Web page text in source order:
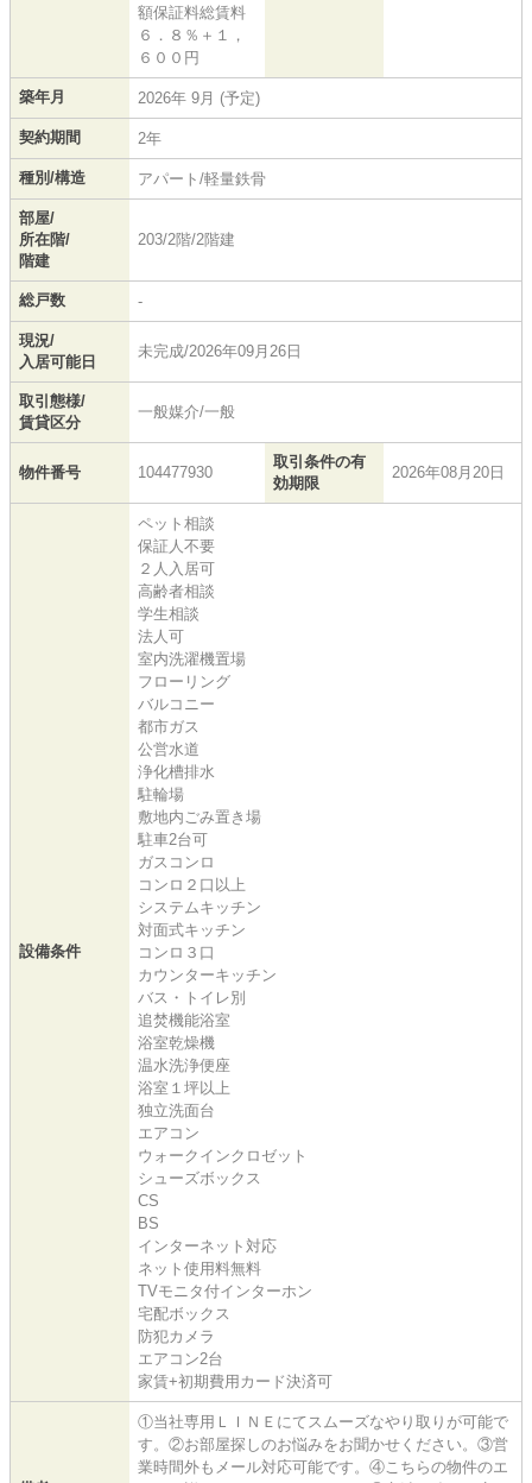
額保証料総賃料
６．８％＋１，
６００円
築年月 2026年 9月 (予定)
契約期間 2年
種別/構造 アパート/軽量鉄骨
部屋/
所在階/
階建
203/2階/2階建
総戸数 -
現況/
入居可能日
未完成/2026年09月26日
取引態様/
賃貸区分
一般媒介/一般
物件番号 104477930
取引条件の有
効期限
2026年08月20日
設備条件
ペット相談
保証人不要
２人入居可
高齢者相談
学生相談
法人可
室内洗濯機置場
フローリング
バルコニー
都市ガス
公営水道
浄化槽排水
駐輪場
敷地内ごみ置き場
駐車2台可
ガスコンロ
コンロ２口以上
システムキッチン
対面式キッチン
コンロ３口
カウンターキッチン
バス・トイレ別
追焚機能浴室
浴室乾燥機
温水洗浄便座
浴室１坪以上
独立洗面台
エアコン
ウォークインクロゼット
シューズボックス
CS
BS
インターネット対応
ネット使用料無料
TVモニタ付インターホン
宅配ボックス
防犯カメラ
エアコン2台
家賃+初期費用カード決済可
①当社専用ＬＩＮＥにてスムーズなやり取りが可能で
す。②お部屋探しのお悩みをお聞かせください。③営
業時間外もメール対応可能です。④こちらの物件のエ